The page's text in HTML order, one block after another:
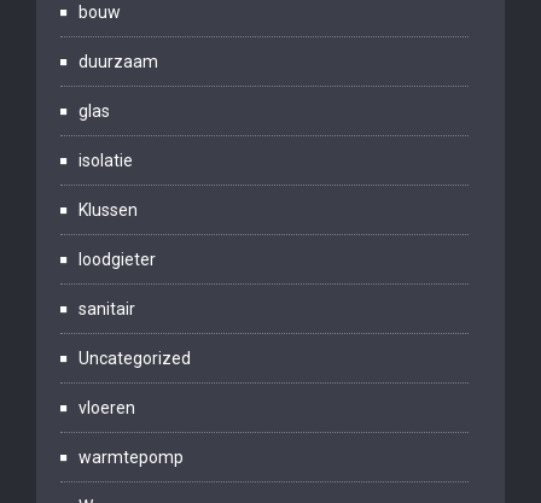
bouw
duurzaam
glas
isolatie
Klussen
loodgieter
sanitair
Uncategorized
vloeren
warmtepomp